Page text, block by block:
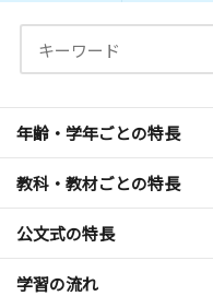
年齢・学年ごとの特長
教科・教材ごとの特長
公文式の特長
学習の流れ